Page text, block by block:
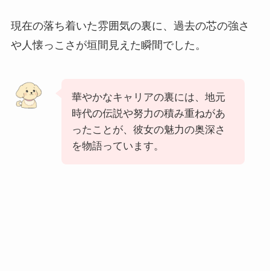
現在の落ち着いた雰囲気の裏に、過去の芯の強さ
や人懐っこさが垣間見えた瞬間でした。
華やかなキャリアの裏には、地元
時代の伝説や努力の積み重ねがあ
ったことが、彼女の魅力の奥深さ
を物語っています。